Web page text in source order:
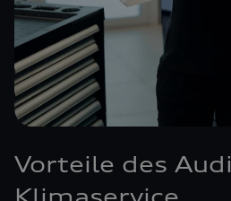
Vorteile des Audi